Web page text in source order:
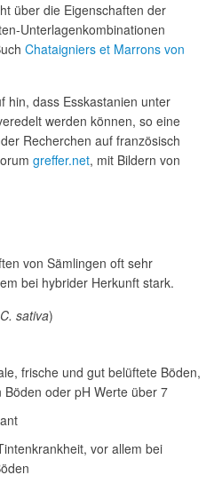
über die Eigenschaften der
Unterlagenkombinationen
Chataigniers et Marrons von
hin, dass Esskastanien unter
werden können, so eine
Recherchen auf französisch
greffer.net, mit Bildern von
von Sämlingen oft sehr
bei hybrider Herkunft stark.
C. sativa)
frische und gut belüftete Böden,
oder pH Werte über 7
vor allem bei